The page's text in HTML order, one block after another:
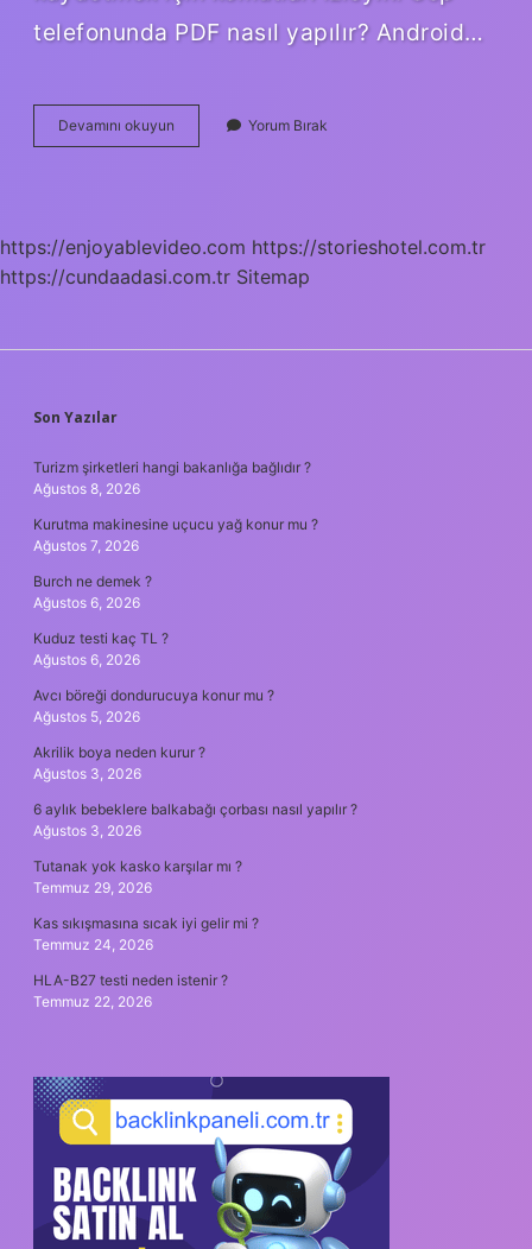
telefonunda PDF nasıl yapılır? Android…
Devamını okuyun
Olarak
Yorum Bırak
https://enjoyablevideo.com https://storieshotel.com.tr
https://cundaadasi.com.tr Sitemap
SIDEBAR
Son Yazılar
Turizm şirketleri hangi bakanlığa bağlıdır ?
Ağustos 8, 2026
Kurutma makinesine uçucu yağ konur mu ?
Ağustos 7, 2026
Burch ne demek ?
Ağustos 6, 2026
Kuduz testi kaç TL ?
Ağustos 6, 2026
Avcı böreği dondurucuya konur mu ?
Ağustos 5, 2026
Akrilik boya neden kurur ?
Ağustos 3, 2026
6 aylık bebeklere balkabağı çorbası nasıl yapılır ?
Ağustos 3, 2026
Tutanak yok kasko karşılar mı ?
Temmuz 29, 2026
Kas sıkışmasına sıcak iyi gelir mi ?
Temmuz 24, 2026
HLA-B27 testi neden istenir ?
Temmuz 22, 2026